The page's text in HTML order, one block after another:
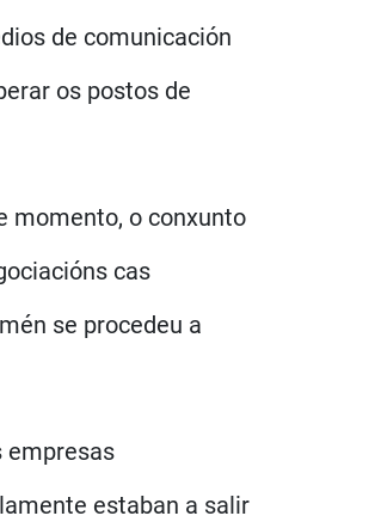
de comunicación
os postos de
momento, o conxunto
cas
se procedeu a
empresas
estaban a salir